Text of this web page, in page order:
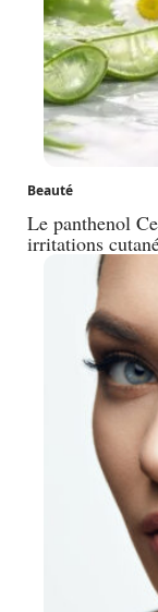
Beauté
Le panthenol
irritations